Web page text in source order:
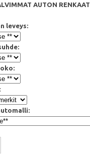
AUTON RENKAAT
leveys: